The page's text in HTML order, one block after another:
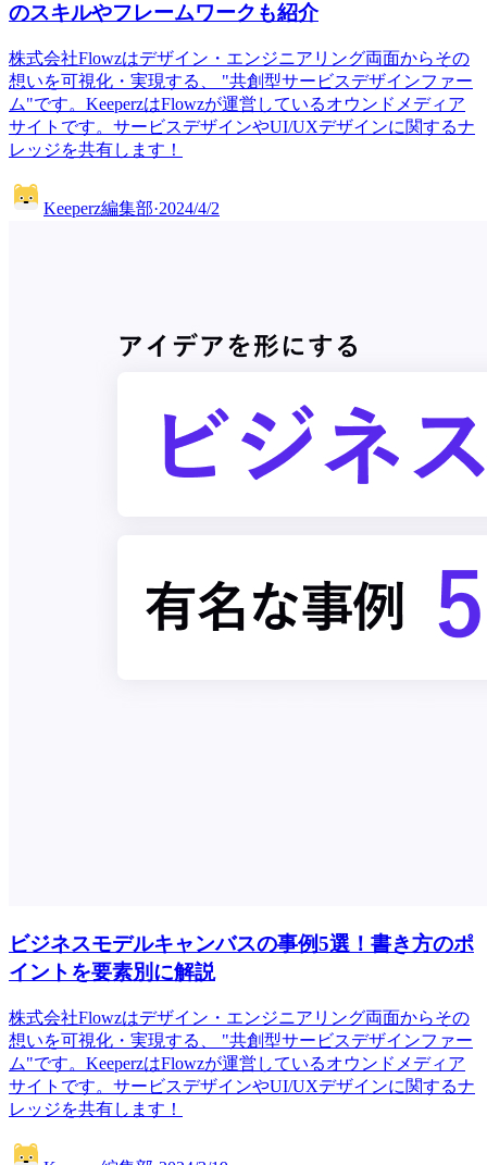
のスキルやフレームワークも紹介
株式会社Flowzはデザイン・エンジニアリング両面からその
想いを可視化・実現する、 "共創型サービスデザインファー
ム"です。KeeperzはFlowzが運営しているオウンドメディア
サイトです。サービスデザインやUI/UXデザインに関するナ
レッジを共有します！
Keeperz編集部·2024/4/2
ビジネスモデルキャンバスの事例5選！書き方のポ
イントを要素別に解説
株式会社Flowzはデザイン・エンジニアリング両面からその
想いを可視化・実現する、 "共創型サービスデザインファー
ム"です。KeeperzはFlowzが運営しているオウンドメディア
サイトです。サービスデザインやUI/UXデザインに関するナ
レッジを共有します！